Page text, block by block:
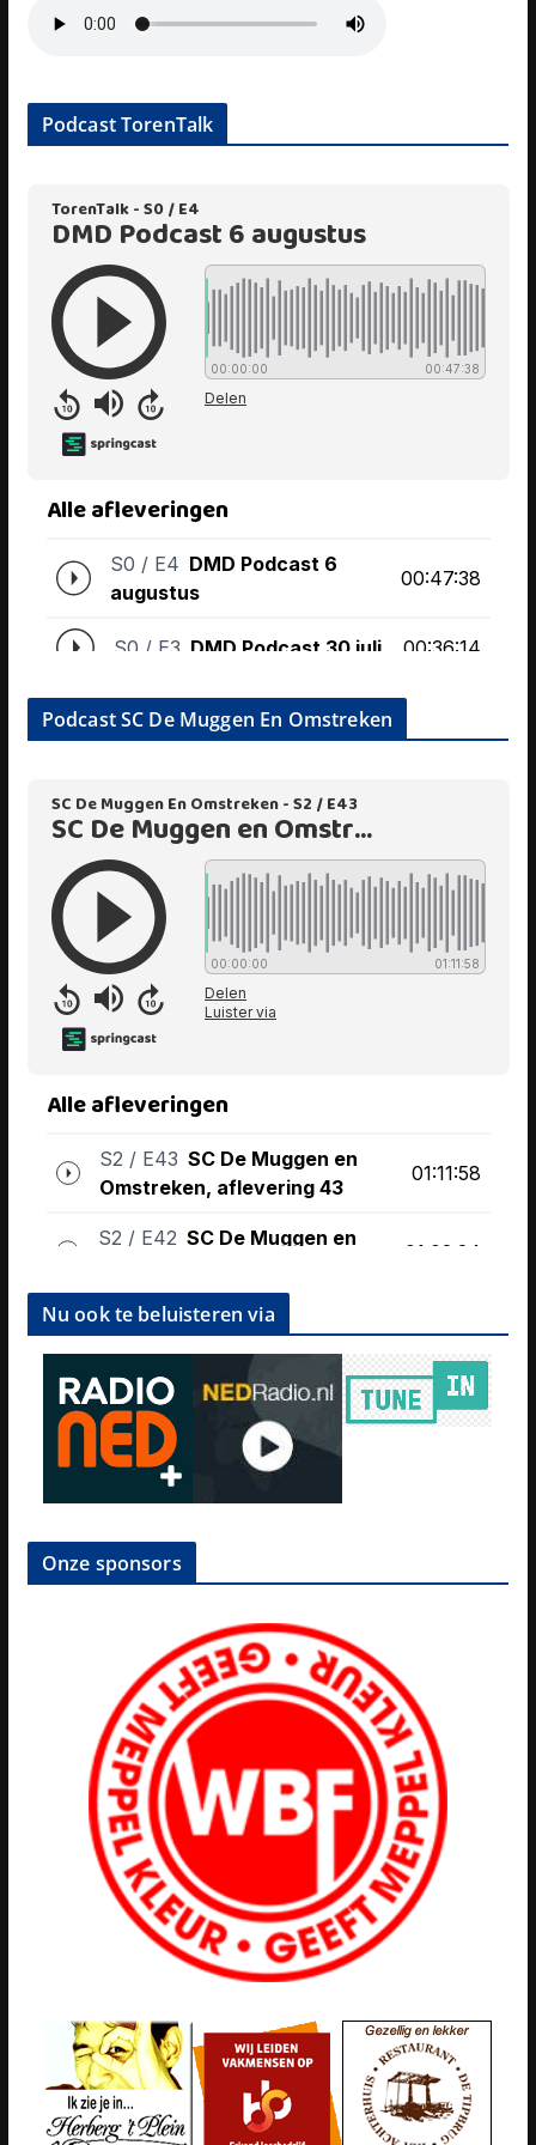
Podcast TorenTalk
Podcast SC De Muggen En Omstreken
Nu ook te beluisteren via
Onze sponsors